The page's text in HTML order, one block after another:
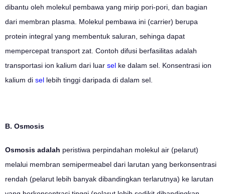
dibantu oleh molekul pembawa yang mirip pori-pori, dan bagian
dari membran plasma. Molekul pembawa ini (carrier) berupa
protein integral yang membentuk saluran, sehinga dapat
mempercepat transport zat. Contoh difusi berfasilitas adalah
transportasi ion kalium dari luar sel ke dalam sel. Konsentrasi ion
kalium di sel lebih tinggi daripada di dalam sel.
B. Osmosis
Osmosis adalah peristiwa perpindahan molekul air (pelarut)
melalui membran semipermeabel dari larutan yang berkonsentrasi
rendah (pelarut lebih banyak dibandingkan terlarutnya) ke larutan